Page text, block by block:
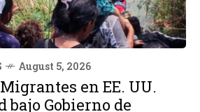
August 5, 2026
en EE. UU.
bajo Gobierno de